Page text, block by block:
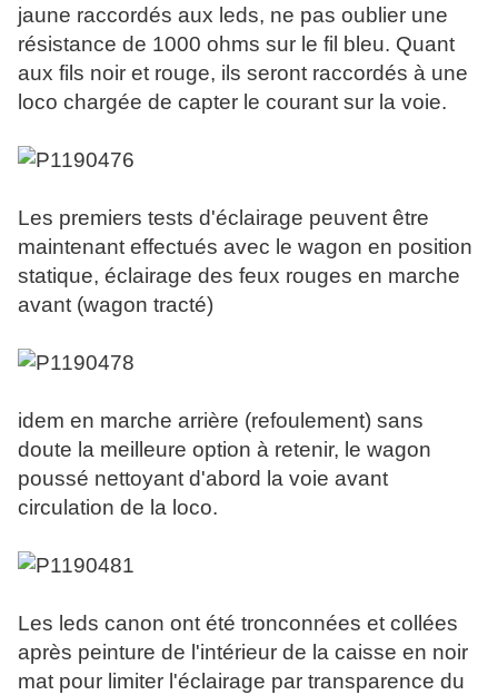
jaune raccordés aux leds, ne pas oublier une
résistance de 1000 ohms sur le fil bleu. Quant
aux fils noir et rouge, ils seront raccordés à une
loco chargée de capter le courant sur la voie.
Les premiers tests d'éclairage peuvent être
maintenant effectués avec le wagon en position
statique, éclairage des feux rouges en marche
avant (wagon tracté)
idem en marche arrière (refoulement) sans
doute la meilleure option à retenir, le wagon
poussé nettoyant d'abord la voie avant
circulation de la loco.
Les leds canon ont été tronconnées et collées
après peinture de l'intérieur de la caisse en noir
mat pour limiter l'éclairage par transparence du